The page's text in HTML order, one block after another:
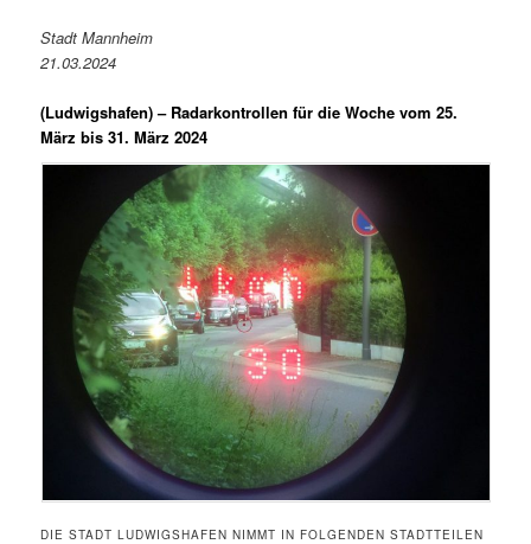
Stadt Mannheim
21.03.2024
(Ludwigshafen) – Radarkontrollen für die Woche vom 25.
März bis 31. März 2024
DIE STADT LUDWIGSHAFEN NIMMT IN FOLGENDEN STADTTEILEN